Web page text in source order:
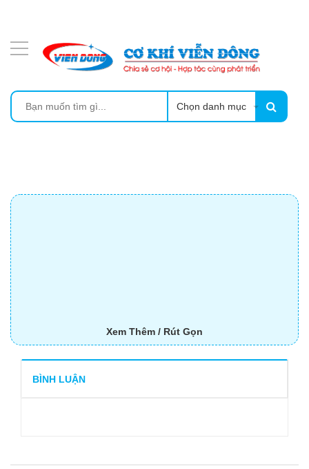
Chọn danh mục
Xem Thêm / Rút Gọn
BÌNH LUẬN
MÁY SẤY THỰC PHẨM CÔNG NGHIỆP
MÁY RỬA BÁT SIÊU ÂM
LÒ SẤY
MÁY CHẾ BIẾN THỰC PHẨM
MÁY CHẾ BIẾN NÔNG SẢN